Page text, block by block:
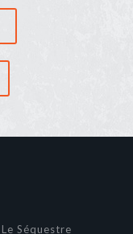
Séquestre